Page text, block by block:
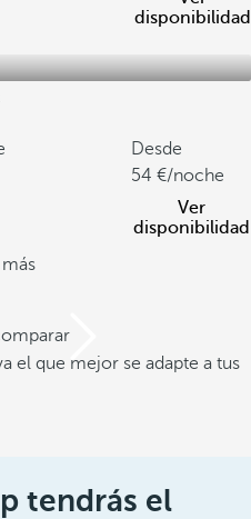
disponibilidad
Desde
54
/noche
Ver
disponibilidad
el que mejor se adapte a tus
tendrás el